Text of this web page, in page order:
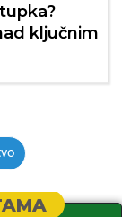
ključnim